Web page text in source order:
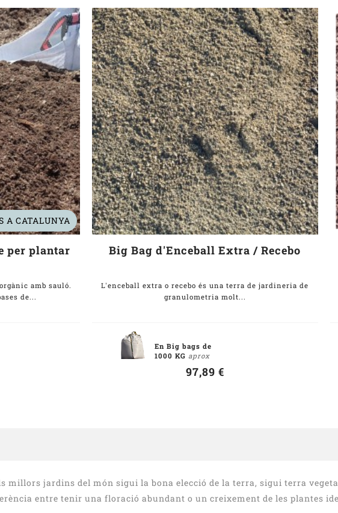
A CATALUNYA
per plantar
amb sauló.
de...
Big Bag d'Enceball Extra / Recebo
L'enceball extra o recebo és una terra de jardineria de
granulometria molt...
En Big bags de
1000 KG aprox
97,89 €
millors jardins del món sigui la bona elecció de la terra, sigui terra
entre tenir una floració abundant o un creixement de les plantes